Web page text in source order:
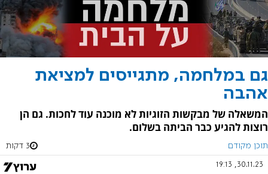
גם במלחמה, מתגייסים למציאת
אהבה
המשאלה של מבקשות הזוגיות לא מוכנה עוד לחכות. גם הן
רוצות להגיע כבר הביתה בשלום.
תוכן מקודם 3 דקות
30.11.23, 19:13